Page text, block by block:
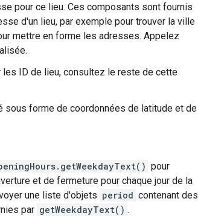
pour ce lieu. Ces composants sont fournis
d'un lieu, par exemple pour trouver la ville
mettre en forme les adresses. Appelez
ID de lieu, consultez le reste de cette
sous forme de coordonnées de latitude et de
pour
et de fermeture pour chaque jour de la
une liste d'objets period contenant des
par getWeekdayText() .